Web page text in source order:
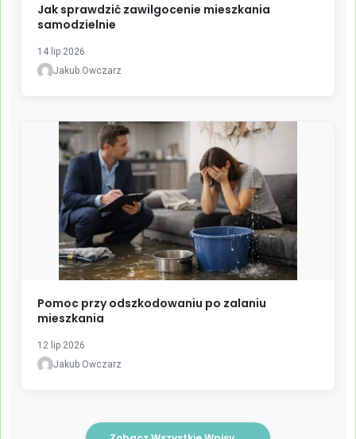
Jak sprawdzić zawilgocenie mieszkania
samodzielnie
14 lip 2026
Jakub Owczarz
Pomoc przy odszkodowaniu po zalaniu
mieszkania
12 lip 2026
Jakub Owczarz